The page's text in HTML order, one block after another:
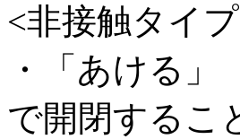
<非接触タイ
・「あける
で開閉するこ